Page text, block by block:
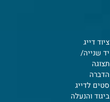
ציוד דייג
יד שנייה/
תצוגה
הדברה
סטים לדייג
ביגוד והנעלה